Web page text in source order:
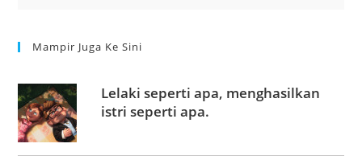
Mampir Juga Ke Sini
Lelaki seperti apa, menghasilkan
istri seperti apa.